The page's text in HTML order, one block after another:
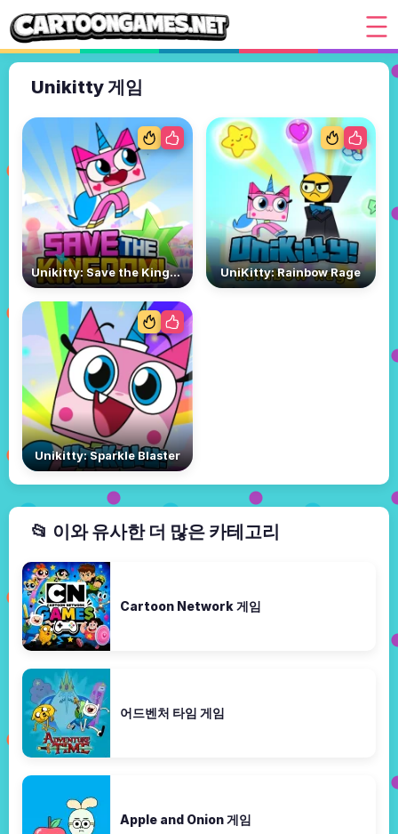
Unikitty 게임
Unikitty: Save the Kingdom UniKitty: Rainbow Rage
Unikitty: Sparkle Blaster
📂 이와 유사한 더 많은 카테고리
Cartoon Network 게임
어드벤처 타임 게임
Apple and Onion 게임